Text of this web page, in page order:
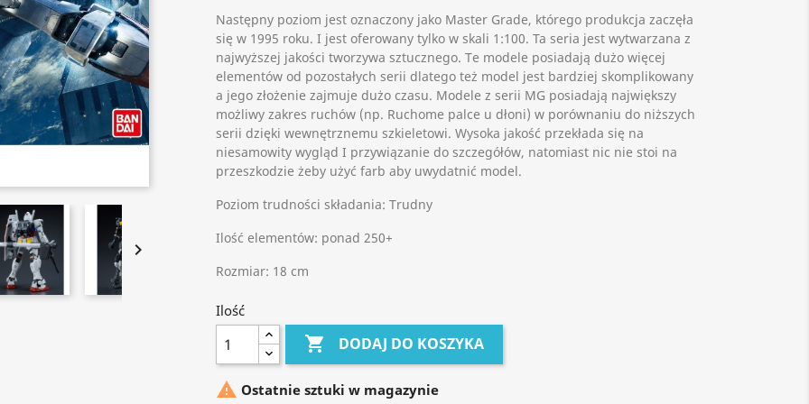

Następny poziom jest oznaczony jako Master Grade, którego produkcja zaczęła
się w 1995 roku. I jest oferowany tylko w skali 1:100. Ta seria jest wytwarzana z
najwyższej jakości tworzywa sztucznego. Te modele posiadają dużo więcej
elementów od pozostałych serii dlatego też model jest bardziej skomplikowany
a jego złożenie zajmuje dużo czasu. Modele z serii MG posiadają największy
możliwy zakres ruchów (np. Ruchome palce u dłoni) w porównaniu do niższych
serii dzięki wewnętrznemu szkieletowi. Wysoka jakość przekłada się na
niesamowity wygląd I przywiązanie do szczegółów, natomiast nic nie stoi na
przeszkodzie żeby użyć farb aby uwydatnić model.
Poziom trudności składania: Trudny
Ilość elementów: ponad 250+
Rozmiar: 18 cm
Ilość
 DODAJ DO KOSZYKA
 Ostatnie sztuki w magazynie